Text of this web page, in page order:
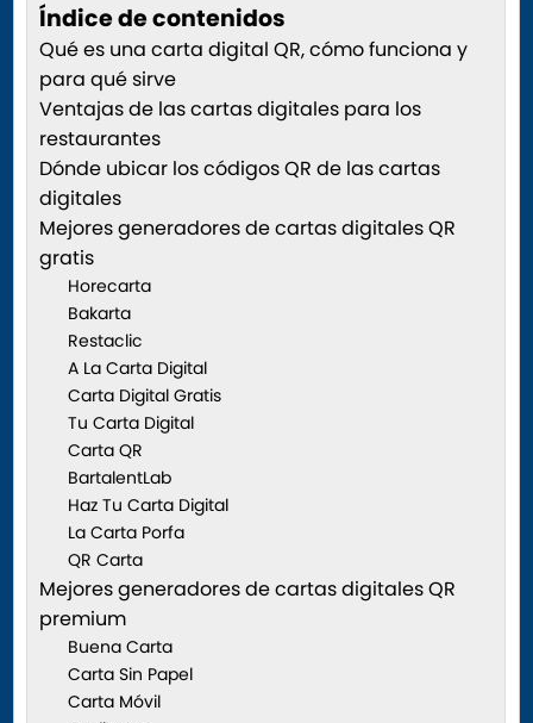
Índice de contenidos
Qué es una carta digital QR, cómo funciona y
para qué sirve
Ventajas de las cartas digitales para los
restaurantes
Dónde ubicar los códigos QR de las cartas
digitales
Mejores generadores de cartas digitales QR
gratis
Horecarta
Bakarta
Restaclic
A La Carta Digital
Carta Digital Gratis
Tu Carta Digital
Carta QR
BartalentLab
Haz Tu Carta Digital
La Carta Porfa
QR Carta
Mejores generadores de cartas digitales QR
premium
Buena Carta
Carta Sin Papel
Carta Móvil